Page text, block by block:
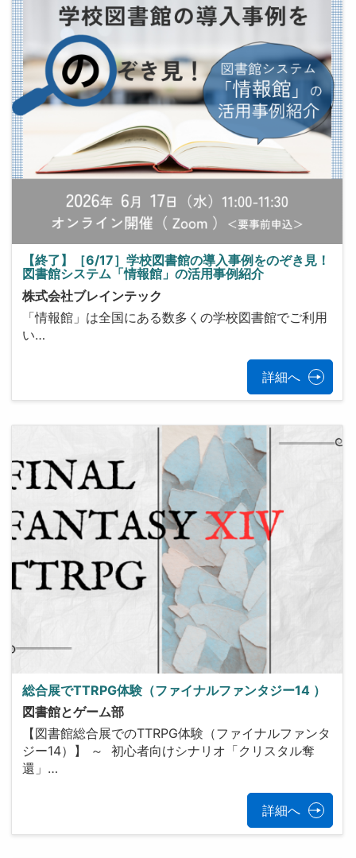
【終了】［6/17］学校図書館の導入事例をのぞき見！
図書館システム「情報館」の活用事例紹介
株式会社ブレインテック
「情報館」は全国にある数多くの学校図書館でご利用
い…
詳細へ
総合展でTTRPG体験（ファイナルファンタジー14 ）
図書館とゲーム部
【図書館総合展でのTTRPG体験（ファイナルファンタ
ジー14）】 ～ 初心者向けシナリオ「クリスタル奪
還」…
詳細へ